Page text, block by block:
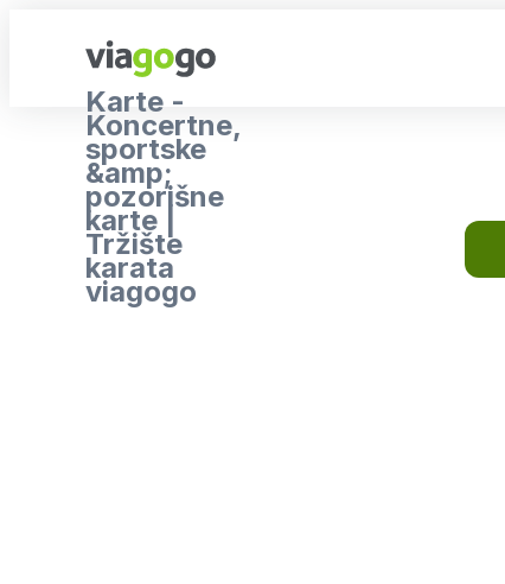
Karte -
Koncertne,
sportske
&amp;
pozorišne
karte |
Tržište
karata
viagogo